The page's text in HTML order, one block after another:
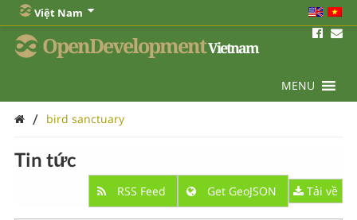
Việt Nam
OpenDevelopmentVietnam
MENU
/ bird sanctuary
Tin tức
RSS Feed Get GeoJSON Tải về